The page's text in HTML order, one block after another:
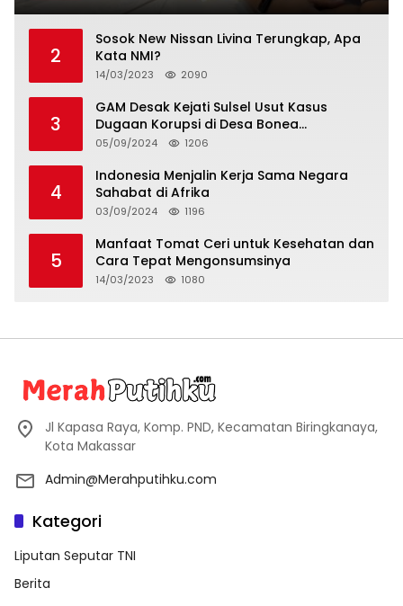
2
Sosok New Nissan Livina Terungkap, Apa
Kata NMI?
14/03/2023 2090
3
GAM Desak Kejati Sulsel Usut Kasus
Dugaan Korupsi di Desa Bonea
Kabupeten Kepulauan Selayar
05/09/2024 1206
4
Indonesia Menjalin Kerja Sama Negara
Sahabat di Afrika
03/09/2024 1196
5
Manfaat Tomat Ceri untuk Kesehatan dan
Cara Tepat Mengonsumsinya
14/03/2023 1080
Jl Kapasa Raya, Komp. PND, Kecamatan Biringkanaya,
Kota Makassar
Admin@Merahputihku.com
Kategori
Liputan Seputar TNI
Berita